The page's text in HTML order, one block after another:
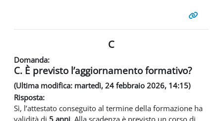
C
Domanda:
C. È previsto l’aggiornamento formativo?
(Ultima modifica: martedì, 24 febbraio 2026, 14:15)
Risposta:
Sì, l’attestato conseguito al termine della formazione ha